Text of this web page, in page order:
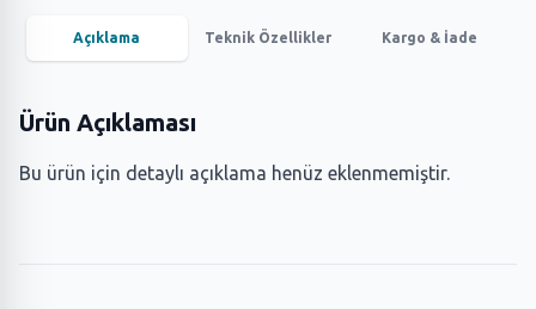
Açıklama Teknik Özellikler Kargo & İade
Ürün Açıklaması
Bu ürün için detaylı açıklama henüz eklenmemiştir.